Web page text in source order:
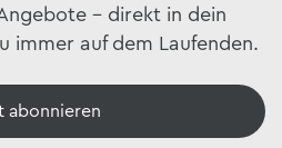
– direkt in dein
immer auf dem Laufenden.
abonnieren